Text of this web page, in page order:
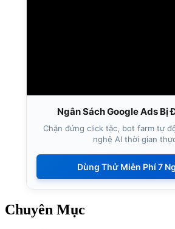
Ngân Sách Google Ads Bị
Chặn đứng click tặc, bot farm tự
nghệ AI thời gian
Dùng Thử Miễn Phí 7
Chuyên Mục